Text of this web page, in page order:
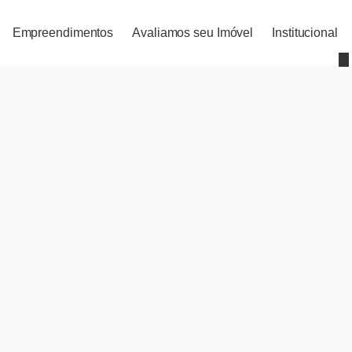
Institucional
Avaliamos seu Imóvel
Empreendimentos